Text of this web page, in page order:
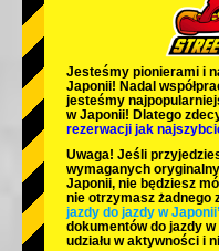
Tokyo Shinagawa
Tokyo Akihabara#2
Tokyo Shibuya Annex
Tokyo Asakusa
Okinawa
Jesteśmy pionierami i
Japonii! Nadal
jesteśmy
w Japonii! Dlatego
rezerwacji jak
Uwaga! Jeśli
wymaganych
Japonii, nie będziesz
nie otrzymasz żadnego
jazdy do jazdy w
dokumentów do jazdy w
udziału w aktywności i